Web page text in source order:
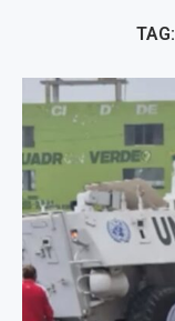
TAG: